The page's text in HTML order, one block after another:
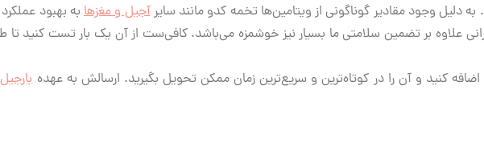
دلیل وجود مقادیر گوناگونی از ویتامین‌ها تخمه کدو مانند سایرآجیل و مغزها به بهبود
علاوه بر تضمین سلامتی ما بسیار نیز خوشمزه می‌باشد. کافی‌ست از آن یک بار تست کنید
کنید و آن را در کوتاه‌ترین و سریع‌ترین زمان ممکن تحویل بگیرید. ارسالش به عهدهبارجیل